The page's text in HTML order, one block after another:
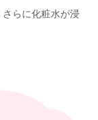
らに化粧水が浸